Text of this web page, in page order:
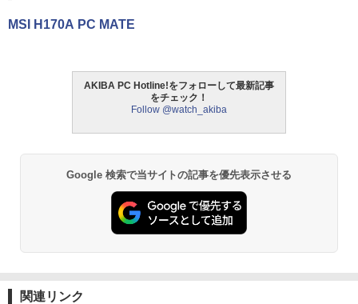
MSI H170A PC MATE
AKIBA PC Hotline!をフォローして最新記事
をチェック！
Follow @watch_akiba
Google 検索で当サイトの記事を優先表示させる
関連リンク